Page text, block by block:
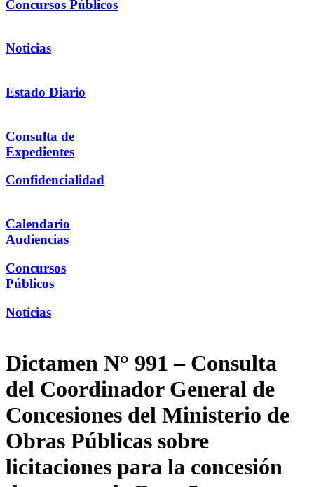
Concursos Públicos
Noticias
Estado Diario
Consulta de
Expedientes
Confidencialidad
Calendario
Audiencias
Concursos
Públicos
Noticias
Dictamen N° 991 – Consulta
del Coordinador General de
Concesiones del Ministerio de
Obras Públicas sobre
licitaciones para la concesión